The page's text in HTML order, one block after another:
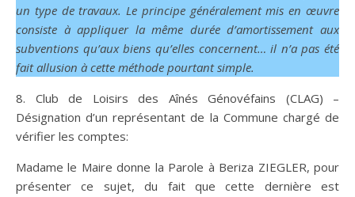
un type de travaux. Le principe généralement mis en œuvre
consiste à appliquer la même durée d’amortissement aux
subventions qu’aux biens qu’elles concernent… il n’a pas été
fait allusion à cette méthode pourtant simple.
8. Club de Loisirs des Aînés Génovéfains (CLAG) –
Désignation d’un représentant de la Commune chargé de
vérifier les comptes:
Madame le Maire donne la Parole à Beriza ZIEGLER, pour
présenter ce sujet, du fait que cette dernière est